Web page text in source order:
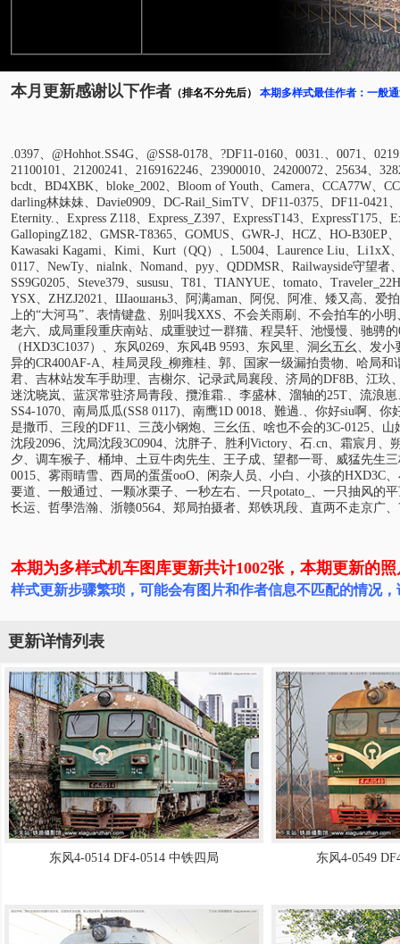
本月更新感谢以下作者 （排名不分先后） 本期多样式最佳作者：一般
.0397、@Hohhot.SS4G、@SS8-0178、?DF11-0160、0031.、0071、
21100101、21200241、2169162246、23900010、24200072、25634、
bcdt、BD4XBK、bloke_2002、Bloom of Youth、Camera、CCA77W、
darling林妹妹、Davie0909、DC-Rail_SimTV、DF11-0375、DF11-0421
Eternity.、Express Z118、Express_Z397、ExpressT143、ExpressT175
GallopingZ182、GMSR-T8365、GOMUS、GWR-J、HCZ、HO-B30EP
Kawasaki Kagami、Kimi、Kurt（QQ）、L5004、Laurence Liu、
0117、NewTy、nialnk、Nomand、pyy、QDDMSR、Railwayside守望者
SS9G0205、Steve379、sususu、T81、TIANYUE、tomato、
YSX、ZHZJ2021、Шаошань3、阿满aman、阿倪、阿准、矮又高、
上的“大河马”、表情键盘、别叫我XXS、不会关雨刷、不会拍车的小
老六、成局重段重庆南站、成重驶过一群猫、程昊轩、池慢慢、驰骋
（HXD3C1037）、东风0269、东风4B 9593、东风里、洞幺五幺、
异的CR400AF-A、桂局灵段_柳雍桂、郭、国家一级漏拍贵物、哈局
君、吉林站发车手助理、吉榭尔、记录武局襄段、济局的DF8B、江
迷沈晓岚、蓝溟常驻济局青段、攬淮霜.、李盛林、溜轴的25T、流浪
SS4-1070、南局瓜瓜(SS8 0117)、南鹰1D 0018、難過.、你好siu啊、
是撒币、三段的DF11、三茂小钢炮、三幺伍、啥也不会的3C-0125、
沈段2096、沈局沈段3C0904、沈胖子、胜利Victory、石.cn、霜宸月
夕、调车猴子、桶坤、土豆牛肉先生、王子成、望都一哥、威猛先生
0015、雾雨晴雪、西局的蛋蛋ooO、闲杂人员、小白、小孩的HXD3C
要道、一般通过、一颗冰栗子、一秒左右、一只potato_、一只抽风的
长运、哲學浩瀚、浙赣0564、郑局拍摄者、郑铁巩段、直两不走京广、
本期为多样式机车图库更新共计1002张，本期更新的
样式更新步骤繁琐，可能会有图片和作者信息不匹配的情况
更新详情列表
东风4-0514 DF4-0514 中铁四局 东风4-0549